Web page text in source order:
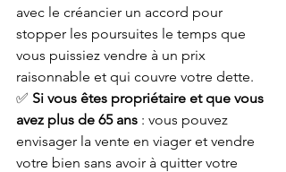
avec le créancier un accord pour
stopper les poursuites le temps que
vous puissiez vendre à un prix
raisonnable et qui couvre votre dette.
✅ Si vous êtes propriétaire et que vous
avez plus de 65 ans : vous pouvez
envisager la vente en viager et vendre
votre bien sans avoir à quitter votre